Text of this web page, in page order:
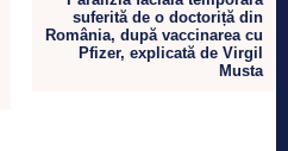
suferită de o doctoriță din
România, după vaccinarea cu
Pfizer, explicată de Virgil
Musta